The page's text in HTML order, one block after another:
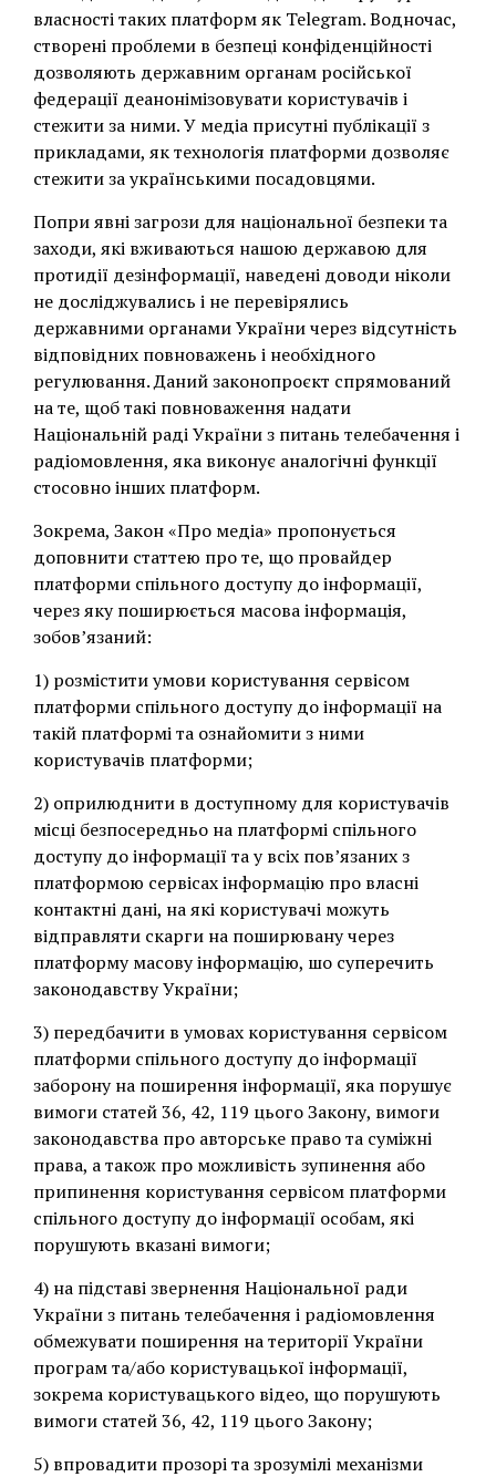
власності таких платформ як Telegram. Водночас,
створені проблеми в безпеці конфіденційності
дозволяють державним органам російської
федерації деанонімізовувати користувачів і
стежити за ними. У медіа присутні публікації з
прикладами, як технологія платформи дозволяє
стежити за українськими посадовцями.
Попри явні загрози для національної безпеки та
заходи, які вживаються нашою державою для
протидії дезінформації, наведені доводи ніколи
не досліджувались і не перевірялись
державними органами України через відсутність
відповідних повноважень і необхідного
регулювання. Даний законопроєкт спрямований
на те, щоб такі повноваження надати
Національній раді України з питань телебачення і
радіомовлення, яка виконує аналогічні функції
стосовно інших платформ.
Зокрема, Закон «Про медіа» пропонується
доповнити статтею про те, що провайдер
платформи спільного доступу до інформації,
через яку поширюється масова інформація,
зобов’язаний:
1) розмістити умови користування сервісом
платформи спільного доступу до інформації на
такій платформі та ознайомити з ними
користувачів платформи;
2) оприлюднити в доступному для користувачів
місці безпосередньо на платформі спільного
доступу до інформації та у всіх пов’язаних з
платформою сервісах інформацію про власні
контактні дані, на які користувачі можуть
відправляти скарги на поширювану через
платформу масову інформацію, шо суперечить
законодавству України;
3) передбачити в умовах користування сервісом
платформи спільного доступу до інформації
заборону на поширення інформації, яка порушує
вимоги статей 36, 42, 119 цього Закону, вимоги
законодавства про авторське право та суміжні
права, а також про можливість зупинення або
припинення користування сервісом платформи
спільного доступу до інформації особам, які
порушують вказані вимоги;
4) на підставі звернення Національної ради
України з питань телебачення і радіомовлення
обмежувати поширення на території України
програм та/або користувацької інформації,
зокрема користувацького відео, що порушують
вимоги статей 36, 42, 119 цього Закону;
5) впровадити прозорі та зрозумілі механізми